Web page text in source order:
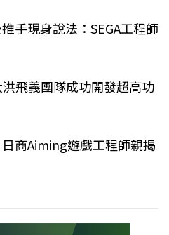
手現身說法：SEGA工程師
飛義團隊成功開發超高功
商Aiming遊戲工程師親揭